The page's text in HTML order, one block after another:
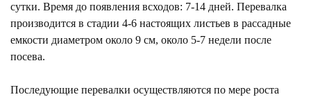
сутки. Время до появления всходов: 7-14 дней. Перевалка
производится в стадии 4-6 настоящих листьев в рассадные
емкости диаметром около 9 см, около 5-7 недели после
посева.
Последующие перевалки осуществляются по мере роста